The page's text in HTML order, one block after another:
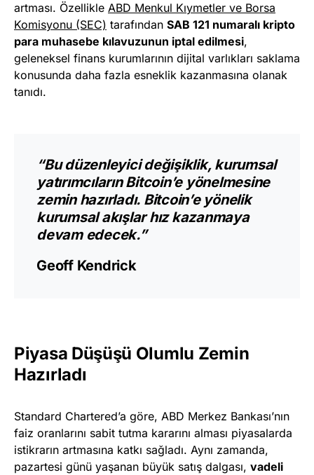
artması. Özellikle ABD Menkul Kıymetler ve Borsa
Komisyonu (SEC) tarafından SAB 121 numaralı kripto
para muhasebe kılavuzunun iptal edilmesi,
geleneksel finans kurumlarının dijital varlıkları saklama
konusunda daha fazla esneklik kazanmasına olanak
tanıdı.
“Bu düzenleyici değişiklik, kurumsal
yatırımcıların Bitcoin’e yönelmesine
zemin hazırladı. Bitcoin’e yönelik
kurumsal akışlar hız kazanmaya
devam edecek.”
Geoff Kendrick
Piyasa Düşüşü Olumlu Zemin
Hazırladı
Standard Chartered’a göre, ABD Merkez Bankası’nın
faiz oranlarını sabit tutma kararını alması piyasalarda
istikrarın artmasına katkı sağladı. Aynı zamanda,
pazartesi günü yaşanan büyük satış dalgası, vadeli